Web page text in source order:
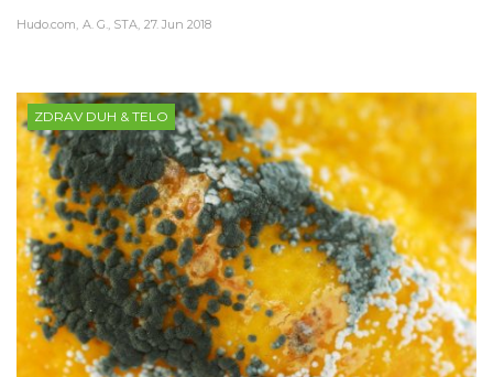
Hudo.com A. G., STA 27. Jun 2018
ZDRAV DUH & TELO